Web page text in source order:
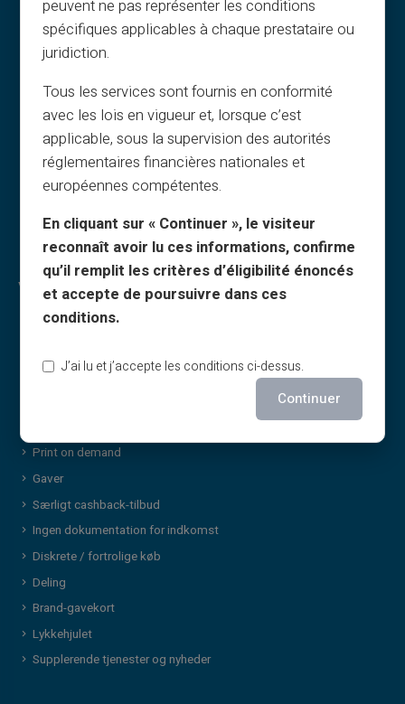
FAQ
Vejledninger
Politik for print og brug af billeder
Cashback-vilkår
Hvem er vi?
Kontakt os
Veritas-fordele
Hvorfor VERITAS?
3D Secure
Print on demand
Gaver
Særligt cashback-tilbud
Ingen dokumentation for indkomst
Diskrete / fortrolige køb
Deling
Brand-gavekort
Lykkehjulet
Supplerende tjenester og nyheder
peuvent ne pas représenter les conditions
spécifiques applicables à chaque prestataire ou
juridiction.
Tous les services sont fournis en conformité
avec les lois en vigueur et, lorsque c’est
applicable, sous la supervision des autorités
réglementaires financières nationales et
européennes compétentes.
En cliquant sur « Continuer », le visiteur
reconnaît avoir lu ces informations, confirme
qu’il remplit les critères d’éligibilité énoncés
et accepte de poursuivre dans ces
conditions.
J’ai lu et j’accepte les conditions ci-dessus.
Continuer